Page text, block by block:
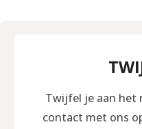
Twijfel je aan het
contact met ons